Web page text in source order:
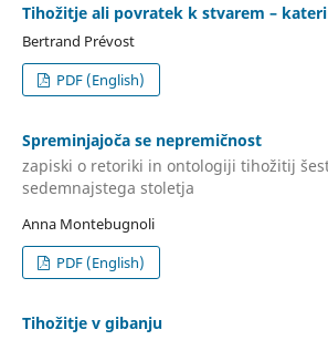
Tihožitje ali povratek k stvarem –
Bertrand Prévost
PDF (English)
Spreminjajoča se nepremičnost
zapiski o retoriki in ontologiji tihožitij
sedemnajstega stoletja
Anna Montebugnoli
PDF (English)
Tihožitje v gibanju